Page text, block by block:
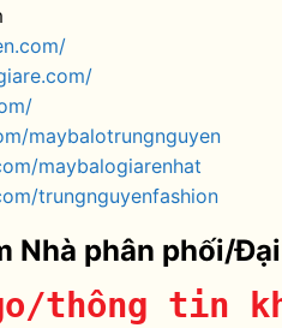
maybalotrungnguyen
maybalogiarenhat
trungnguyenfashion
Nhà phân phối/
thông tin